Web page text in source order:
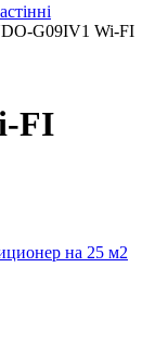
G09IV1 Wi-FI
FI